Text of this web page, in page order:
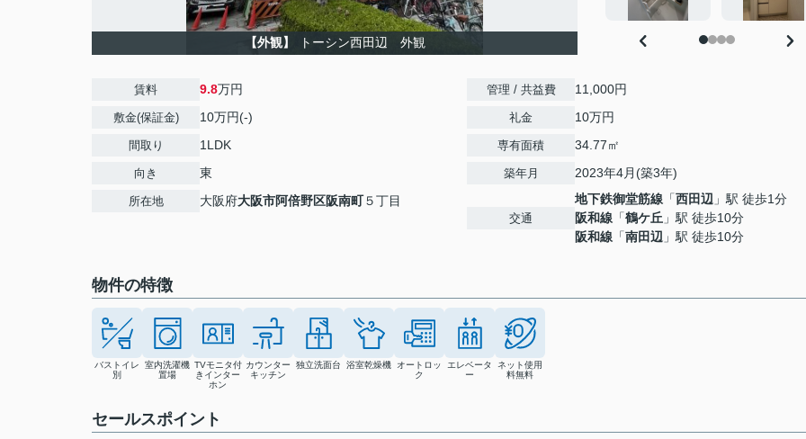
【外観】 トーシン西田辺 外観
賃料 9.8万円
敷金(保証金) 10万円(-)
間取り 1LDK
向き 東
所在地 大阪府大阪市阿倍野区阪南町５丁目
管理 / 共益費 11,000円
礼金 10万円
専有面積 34.77㎡
築年月 2023年4月(築3年)
交通
地下鉄御堂筋線 「西田辺 」駅 徒歩1分
阪和線 「鶴ケ丘 」駅 徒歩10分
阪和線 「南田辺 」駅 徒歩10分
物件の特徴
バストイレ
別
室内洗濯機
置場
TVモニタ付
きインター
ホン
カウンター
キッチン
独立洗面台 浴室乾燥機
オートロッ
ク
エレベータ
ー
ネット使用
料無料
セールスポイント